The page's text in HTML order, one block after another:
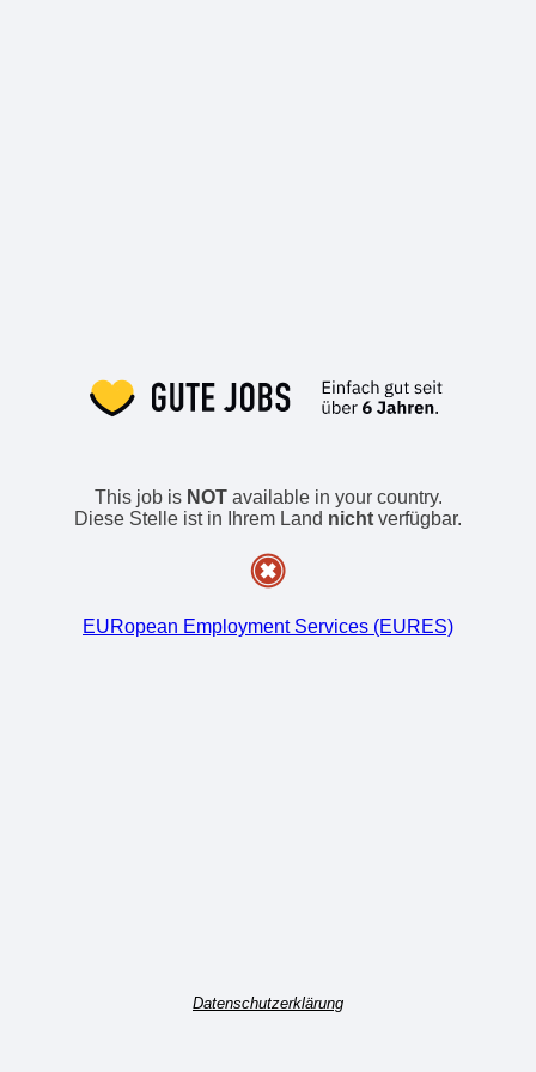
This job is NOTavailable in your country.
Diese Stelle ist in Ihrem Land nicht verfügbar.
EURopean Employment Services (EURES)
Datenschutzerklärung